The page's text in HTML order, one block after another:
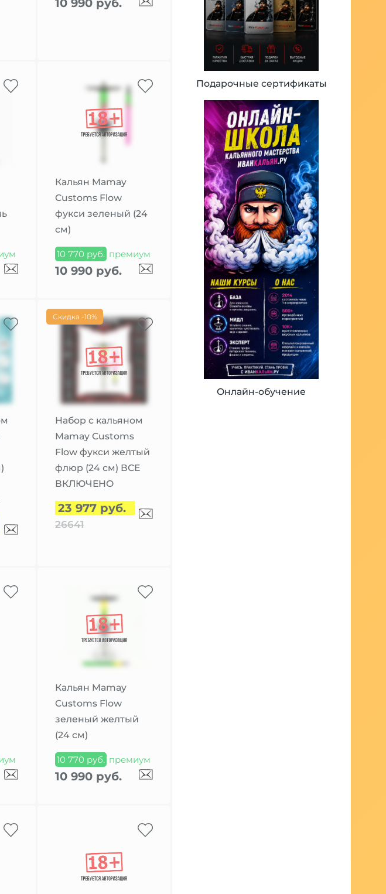
10 990 руб.
Кальян Mamay
Customs Flow
фукси зеленый (24
см)
10 770 руб. премиум
10 990 руб.
Скидка -10%
Набор с кальяном
Mamay Customs
Flow фукси желтый
флюр (24 см) ВСЕ
ВКЛЮЧЕНО
23 977 руб.
26641
Кальян Mamay
Customs Flow
зеленый желтый
(24 см)
10 770 руб. премиум
10 990 руб.
Подарочные сертификаты
Онлайн-обучение